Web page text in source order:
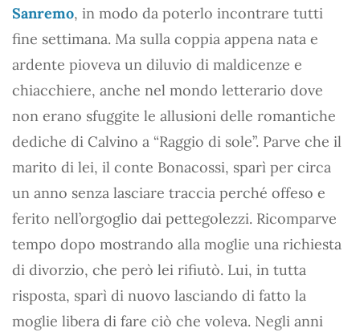
Sanremo, in modo da poterlo incontrare tutti
fine settimana. Ma sulla coppia appena nata e
ardente pioveva un diluvio di maldicenze e
chiacchiere, anche nel mondo letterario dove
non erano sfuggite le allusioni delle romantiche
dediche di Calvino a “Raggio di sole”. Parve che il
marito di lei, il conte Bonacossi, sparì per circa
un anno senza lasciare traccia perché offeso e
ferito nell’orgoglio dai pettegolezzi. Ricomparve
tempo dopo mostrando alla moglie una richiesta
di divorzio, che però lei rifiutò. Lui, in tutta
risposta, sparì di nuovo lasciando di fatto la
moglie libera di fare ciò che voleva. Negli anni